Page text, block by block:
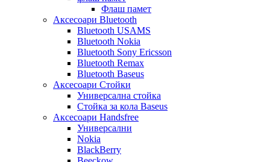
Флаш памет
Аксесоари Bluetooth
Bluetooth USAMS
Bluetooth Nokia
Bluetooth Sony Ericsson
Bluetooth Remax
Bluetooth Baseus
Аксесоари Стойки
Универсална стойка
Стойка за кола Baseus
Аксесоари Handsfree
Универсални
Nokia
BlackBerry